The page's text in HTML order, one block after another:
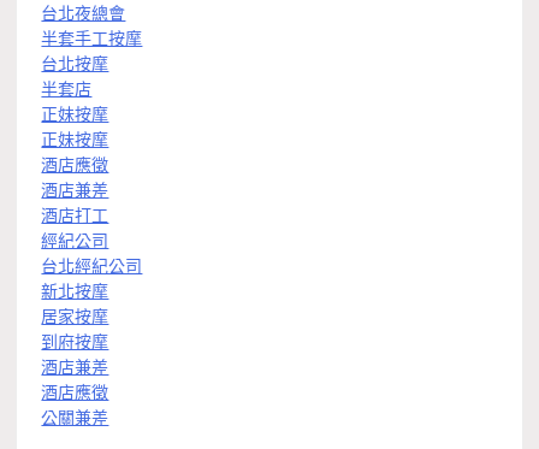
台北夜總會
半套手工按摩
台北按摩
半套店
正妹按摩
正妹按摩
酒店應徵
酒店兼差
酒店打工
經紀公司
台北經紀公司
新北按摩
居家按摩
到府按摩
酒店兼差
酒店應徵
公關兼差